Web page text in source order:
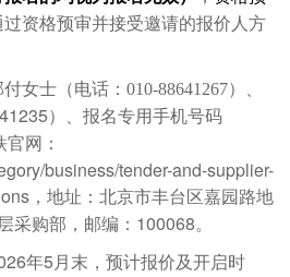
过资格预审并接受邀请的报价人方
女士（电话： 010-88641267）、
）、报名专用手机号码
网：
business/tender-and-supplier-
，地址：北京市丰台区嘉园路地
层采购部，邮编： 100068。
年5 月末，预计报价及开启时